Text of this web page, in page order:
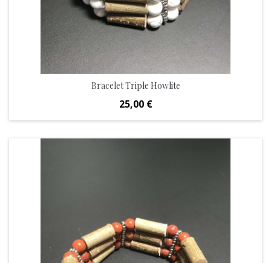
Bracelet Triple Howlite
Prix
25,00 €